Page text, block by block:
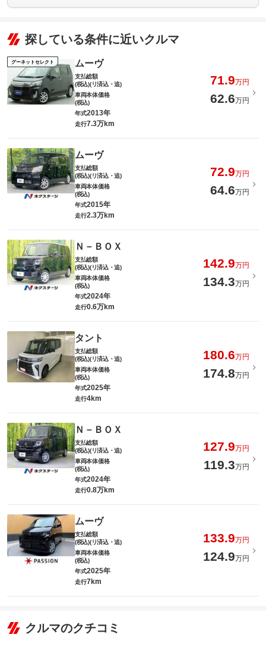
探している条件に近いクルマ
グーネットセレクト ムーヴ
支払総額
(税込)(リ済込・追)
71.9万円
車両本体価格
(税込)
62.6万円
年式2013年
走行7.3万km
ムーヴ
支払総額
(税込)(リ済込・追)
72.9万円
車両本体価格
(税込)
64.6万円
年式2015年
走行2.3万km
Ｎ－ＢＯＸ
支払総額
(税込)(リ済込・追)
142.9万円
車両本体価格
(税込)
134.3万円
年式2024年
走行0.6万km
タント
支払総額
(税込)(リ済込・追)
180.6万円
車両本体価格
(税込)
174.8万円
年式2025年
走行4km
Ｎ－ＢＯＸ
支払総額
(税込)(リ済込・追)
127.9万円
車両本体価格
(税込)
119.3万円
年式2024年
走行0.8万km
ムーヴ
支払総額
(税込)(リ済込・追)
133.9万円
車両本体価格
(税込)
124.9万円
年式2025年
走行7km
クルマのクチコミ